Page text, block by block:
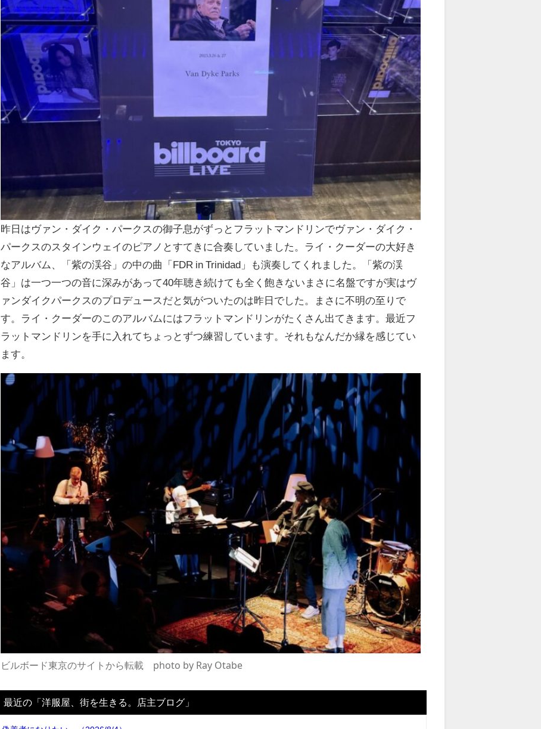
昨日はヴァン・ダイク・パークスの御子息がずっとフラットマンドリンでヴァン・ダイク・
パークスのスタインウェイのピアノとすてきに合奏していました。ライ・クーダーの大好き
なアルバム、「紫の渓谷」の中の曲「FDR in Trinidad」も演奏してくれました。「紫の渓
谷」は一つ一つの音に深みがあって40年聴き続けても全く飽きないまさに名盤ですが実はヴ
ァンダイクパークスのプロデュースだと気がついたのは昨日でした。まさに不明の至りで
す。ライ・クーダーのこのアルバムにはフラットマンドリンがたくさん出てきます。最近フ
ラットマンドリンを手に入れてちょっとずつ練習しています。それもなんだか縁を感じてい
ます。
ビルボード東京のサイトから転載 photo by Ray Otabe
最近の「洋服屋、街を生きる。店主ブログ」